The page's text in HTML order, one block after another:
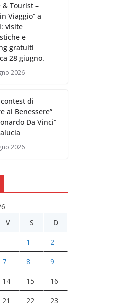
& Tourist –
Viaggio” a
visite
e
gratuiti
28 giugno.
2026
di
al Benessere”
Da Vinci”
2026
V S D
1 2
7 8 9
14 15 16
21 22 23